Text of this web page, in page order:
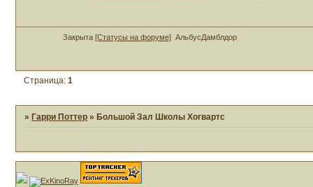
Закрыта [Статусы на форуме] АльбусДамблдор
Страница:1
» Гарри Поттер » Большой Зал Школы Хогвартс